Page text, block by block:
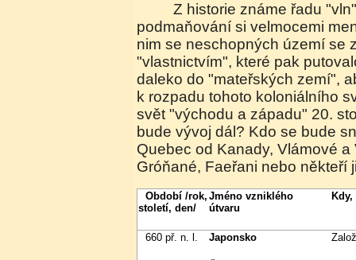
Z historie známe řadu "vln". Nejdříve
podmaňování si velmocemi
nim se neschopných území se
"vlastnictvím", které pak
daleko do "mateřských zemí",
k rozpadu tohoto koloniálního
svět "východu a západu" 20.
bude vývoj dál? Kdo se bude
Quebec od Kanady, Vlámové a
Gróňané, Faeřani nebo někteří
Období /rok,
století, den/
Jméno vzniklého
útvaru
660 př. n. l. Japonsko